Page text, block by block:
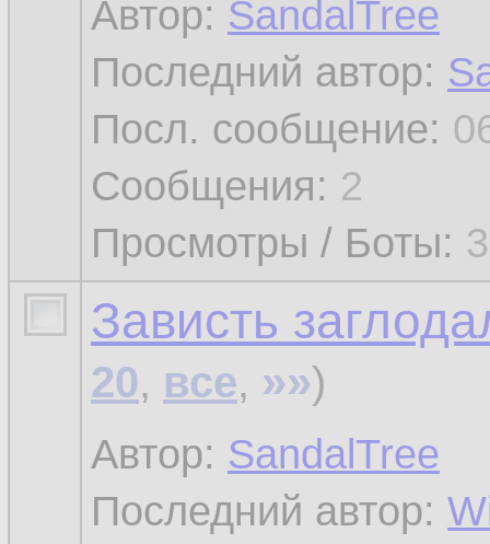
Автор: SandalTree
Последний автор:
Посл. сообщение:
Сообщения: 2
Просмотры / Боты:
Зависть
20, все, »»)
Автор: SandalTree
Последний автор: